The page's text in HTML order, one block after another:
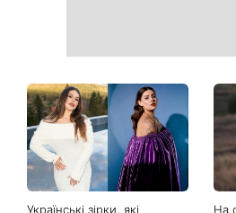
Сьогодні Яблучний Спас:
що потрібно зробити 6
серпня, щоб запросити в
дім достаток і злагоду
чи